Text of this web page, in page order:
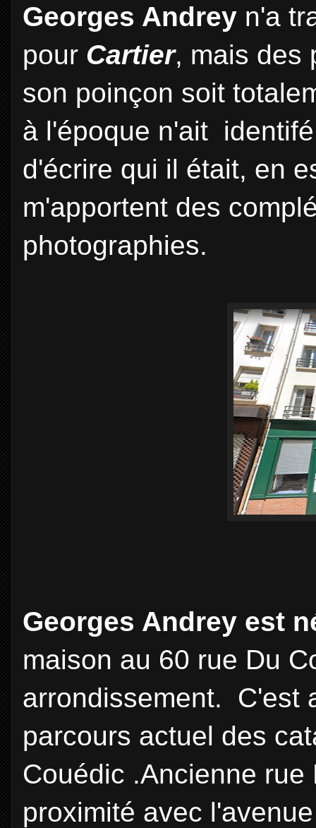
Georges Andrey n'a
pour Cartier, mais des
son poinçon soit
à l'époque n'ait
d'écrire qui il était, en
m'apportent des
photographies.
Georges Andrey est
maison au 60 rue Du
arrondissement. C'est
parcours actuel des
Couédic .Ancienne
proximité avec